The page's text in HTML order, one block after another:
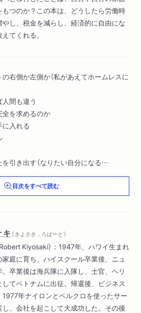
つのか？この本は、どうしたら労働時
し、税金を減らし、経済的に自由にな
てくれる。
右側か左側か（私があえてホームレスに
間も違う
全を求めるのか
入れる
引き出す（なりたい自分になる
れるか
右側で成功するために（まずはヨチヨチ
すための七つのステップ）
目次をすべて読む
（ きよさき，ろばーと ）
Kiyosaki）：1947年、ハワイ生まれ
庭に育ち、ハイスクール卒業後、ニュ
卒業後は海兵隊に入隊し、士官、ヘリ
てベトナムに出征。帰還後、ビジネス
年ナイロンとベルクロを使ったサー
、会社を起こして大成功した。その後